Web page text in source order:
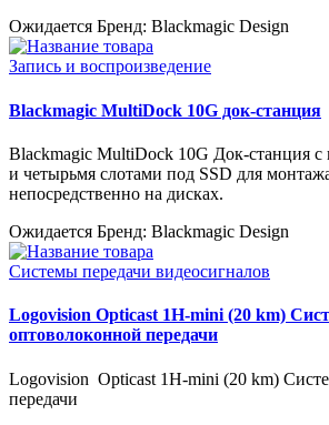
Ожидается Бренд: Blackmagic Design
Запись и воспроизведение
Blackmagic MultiDock 10G док-станция
Blackmagic MultiDock 10G Док-станция
и четырьмя слотами под SSD для
непосредственно на дисках.
Ожидается Бренд: Blackmagic Design
Системы передачи видеосигналов
Logovision Opticast 1H-mini (20 km)
оптоволоконной передачи
Logovision Opticast 1H-mini (20 km)
передачи